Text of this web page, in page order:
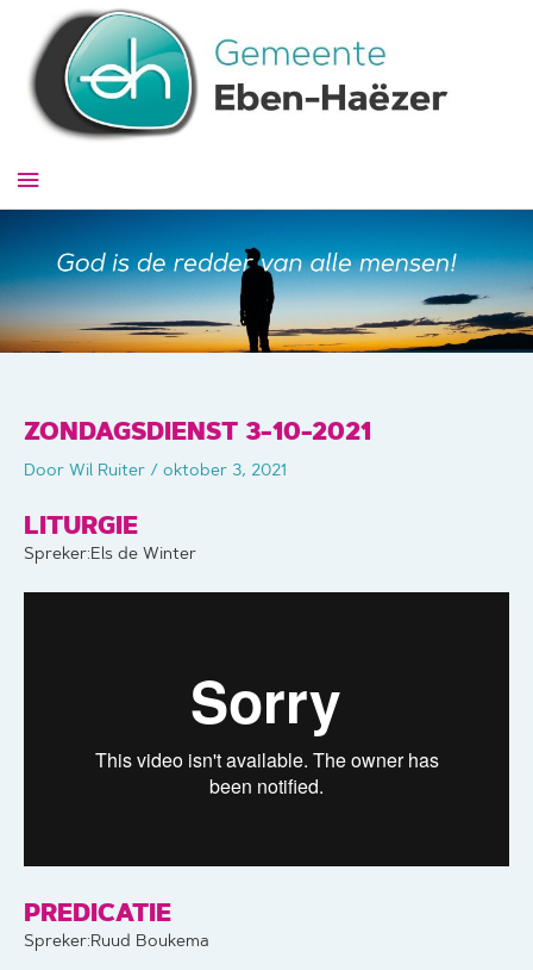
inhoud
Hoofdmenu
ZONDAGSDIENST 3-10-2021
Door Wil Ruiter / oktober 3, 2021
LITURGIE
Spreker:Els de Winter
PREDICATIE
Spreker:Ruud Boukema